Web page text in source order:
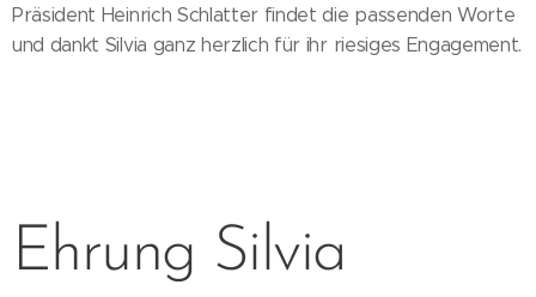
Präsident Heinrich Schlatter findet die passenden Worte
und dankt Silvia ganz herzlich für ihr riesiges Engagement.
Ehrung Silvia